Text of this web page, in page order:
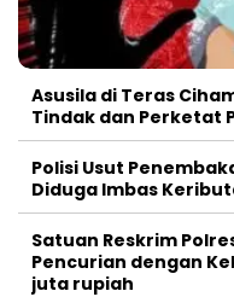
Asusila di Teras
Tindak dan Perketat
Polisi Usut
Diduga Imbas
Satuan Reskrim
Pencurian dengan
juta rupiah